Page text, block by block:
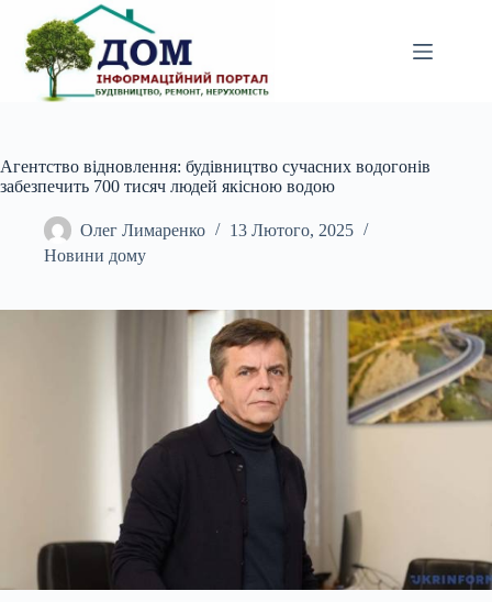
вмісту
Агентство відновлення: будівництво сучасних водогонів
забезпечить 700 тисяч людей якісною водою
Олег Лимаренко
13 Лютого, 2025
Новини дому